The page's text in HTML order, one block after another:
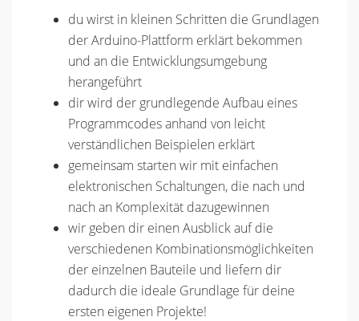
du wirst in kleinen Schritten die Grundlagen
der Arduino-Plattform erklärt bekommen
und an die Entwicklungsumgebung
herangeführt
dir wird der grundlegende Aufbau eines
Programmcodes anhand von leicht
verständlichen Beispielen erklärt
gemeinsam starten wir mit einfachen
elektronischen Schaltungen, die nach und
nach an Komplexität dazugewinnen
wir geben dir einen Ausblick auf die
verschiedenen Kombinationsmöglichkeiten
der einzelnen Bauteile und liefern dir
dadurch die ideale Grundlage für deine
ersten eigenen Projekte!